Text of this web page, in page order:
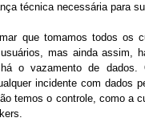
técnica necessária para
que tomamos todos os
mas ainda assim,
o vazamento de
incidente com dados
temos o controle, como a